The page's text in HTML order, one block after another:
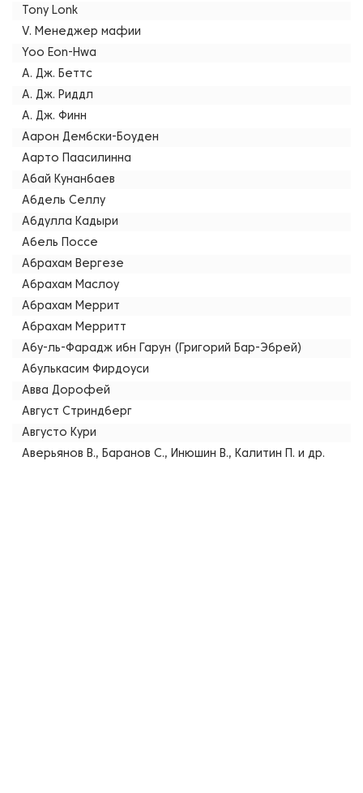
Tony Lonk
V. Менеджер мафии
Yoo Eon-Hwa
А. Дж. Беттс
А. Дж. Риддл
А. Дж. Финн
Аарон Дембски-Боуден
Аарто Паасилинна
Абай Кунанбаев
Абдель Селлу
Абдулла Кадыри
Абель Поссе
Абрахам Вергезе
Абрахам Маслоу
Абрахам Меррит
Абрахам Мерритт
Абу-ль-Фарадж ибн Гарун (Григорий Бар-Эбрей)
Абулькасим Фирдоуси
Авва Дорофей
Август Стриндберг
Августо Кури
Аверьянов В., Баранов С., Инюшин В., Калитин П. и др.